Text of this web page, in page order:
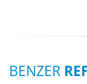
BENZER